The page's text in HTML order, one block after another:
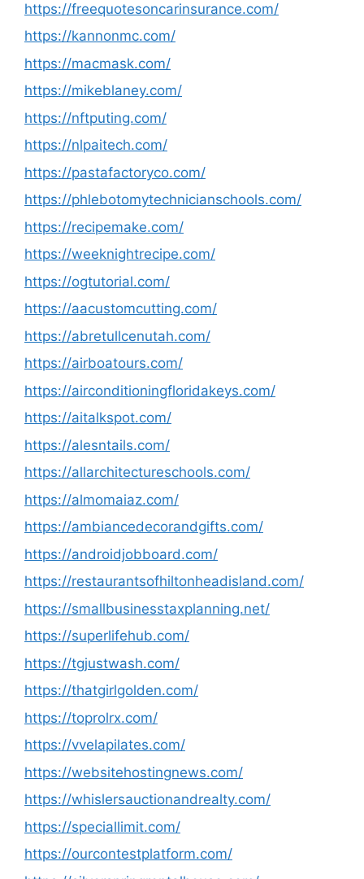
https://freequotesoncarinsurance.com/
https://kannonmc.com/
https://macmask.com/
https://mikeblaney.com/
https://nftputing.com/
https://nlpaitech.com/
https://pastafactoryco.com/
https://phlebotomytechnicianschools.com/
https://recipemake.com/
https://weeknightrecipe.com/
https://ogtutorial.com/
https://aacustomcutting.com/
https://abretullcenutah.com/
https://airboatours.com/
https://airconditioningfloridakeys.com/
https://aitalkspot.com/
https://alesntails.com/
https://allarchitectureschools.com/
https://almomaiaz.com/
https://ambiancedecorandgifts.com/
https://androidjobboard.com/
https://restaurantsofhiltonheadisland.com/
https://smallbusinesstaxplanning.net/
https://superlifehub.com/
https://tgjustwash.com/
https://thatgirlgolden.com/
https://toprolrx.com/
https://vvelapilates.com/
https://websitehostingnews.com/
https://whislersauctionandrealty.com/
https://speciallimit.com/
https://ourcontestplatform.com/